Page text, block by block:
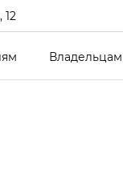
Владельцам